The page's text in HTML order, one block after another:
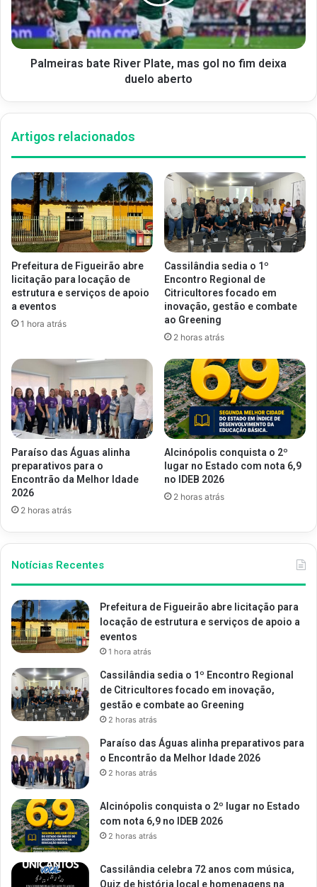
Palmeiras bate River Plate, mas gol no fim deixa
duelo aberto
Artigos relacionados
Prefeitura de Figueirão abre
licitação para locação de
estrutura e serviços de apoio
a eventos
1 hora atrás
Cassilândia sedia o 1º
Encontro Regional de
Citricultores focado em
inovação, gestão e combate
ao Greening
2 horas atrás
Paraíso das Águas alinha
preparativos para o
Encontrão da Melhor Idade
2026
2 horas atrás
Alcinópolis conquista o 2º
lugar no Estado com nota 6,9
no IDEB 2026
2 horas atrás
Notícias Recentes
Prefeitura de Figueirão abre licitação para
locação de estrutura e serviços de apoio a
eventos
1 hora atrás
Cassilândia sedia o 1º Encontro Regional
de Citricultores focado em inovação,
gestão e combate ao Greening
2 horas atrás
Paraíso das Águas alinha preparativos para
o Encontrão da Melhor Idade 2026
2 horas atrás
Alcinópolis conquista o 2º lugar no Estado
com nota 6,9 no IDEB 2026
2 horas atrás
Cassilândia celebra 72 anos com música,
Quiz de história local e homenagens na